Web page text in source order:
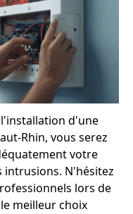
l'installation d'une
Rhin, vous serez
votre
intrusions. N'hésitez
lors de
meilleur choix